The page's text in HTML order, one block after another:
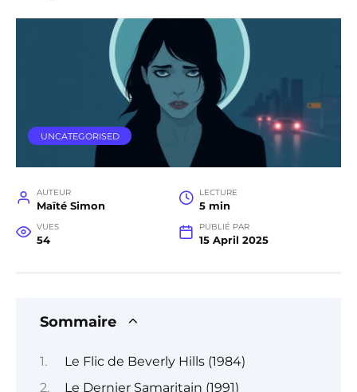
UNCATEGORISED
AUTEUR
Maïté Simon
LECTURE
5 min
VUES
54
PUBLIÉ PAR
15 April 2025
Sommaire
Le Flic de Beverly Hills (1984)
Le Dernier Samaritain (1991)